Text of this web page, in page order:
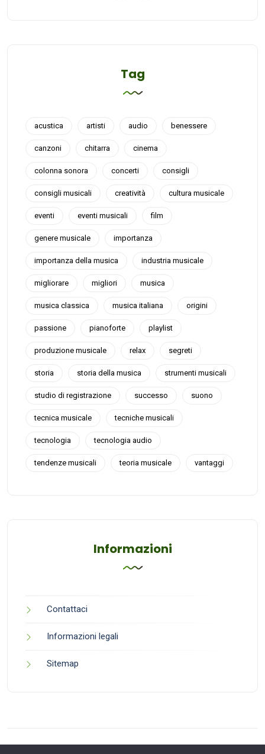
Tag
acustica artisti audio benessere
canzoni chitarra cinema
colonna sonora concerti consigli
consigli musicali creatività cultura musicale
eventi eventi musicali film
genere musicale importanza
importanza della musica industria musicale
migliorare migliori musica
musica classica musica italiana origini
passione pianoforte playlist
produzione musicale relax segreti
storia storia della musica strumenti musicali
studio di registrazione successo suono
tecnica musicale tecniche musicali
tecnologia tecnologia audio
tendenze musicali teoria musicale vantaggi
Informazioni
Contattaci
Informazioni legali
Sitemap